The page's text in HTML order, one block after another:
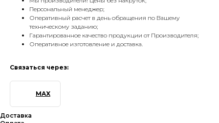
Персональный менеджер;
Оперативный расчет в день обращения по Вашему
техническому заданию;
Гарантированное качество продукции от Производителя;
Оперативное изготовление и доставка.
Связаться через:
MAX
Доставка
и аренда качественных бытовок
тел. 8 (391) 294 68 76
amadei24@mail.ru
Каталог бытовок